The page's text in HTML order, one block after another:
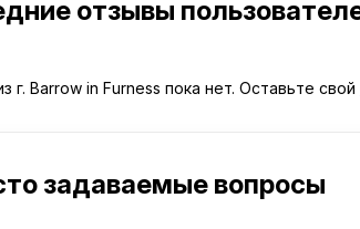
отзывы
г. Barrow in Furness пока нет. Оставьте свой
задаваемые вопросы